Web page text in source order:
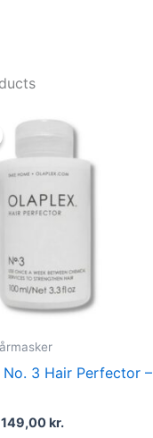
No. 3 Hair Perfector –
price
was:
260,00 kr..
149,00kr.
price
149,00 kr..